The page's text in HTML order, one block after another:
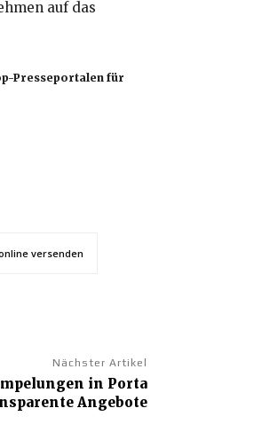
auf das
Presseportalen für
versenden
Nächster Artikel
in Porta
Angebote